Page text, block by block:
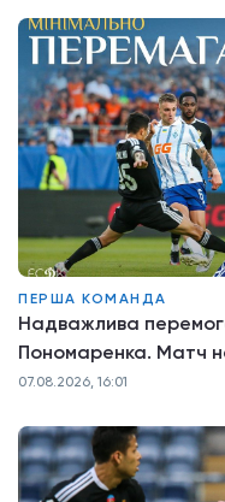
ПЕРША КОМАНДА
Надважлива
Пономаренка. Матч
07.08.2026, 16:01